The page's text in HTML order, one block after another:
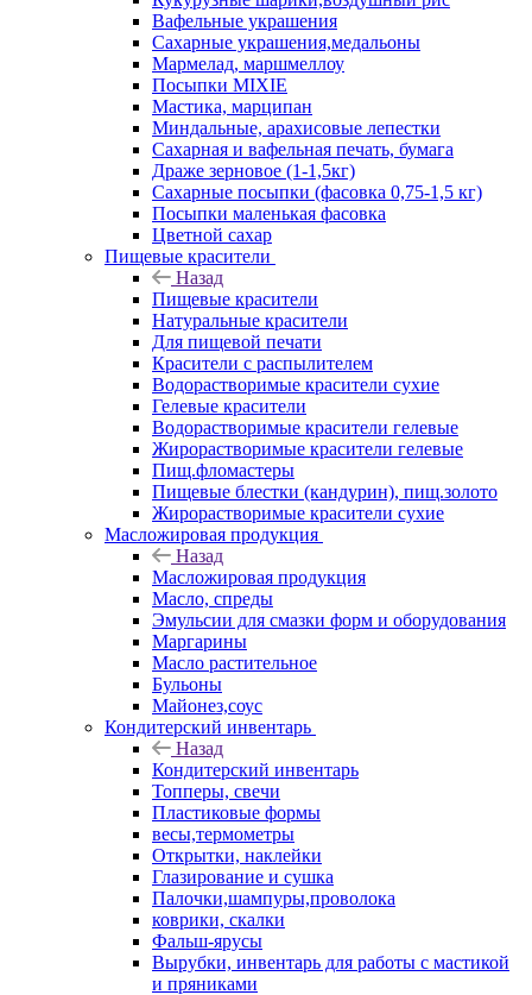
Вафельные украшения
Сахарные украшения,медальоны
Мармелад, маршмеллоу
Посыпки MIXIE
Мастика, марципан
Миндальные, арахисовые лепестки
Сахарная и вафельная печать, бумага
Драже зерновое (1-1,5кг)
Сахарные посыпки (фасовка 0,75-1,5 кг)
Посыпки маленькая фасовка
Цветной сахар
Пищевые красители
Назад
Пищевые красители
Натуральные красители
Для пищевой печати
Красители с распылителем
Водорастворимые красители сухие
Гелевые красители
Водорастворимые красители гелевые
Жирорастворимые красители гелевые
Пищ.фломастеры
Пищевые блестки (кандурин), пищ.золото
Жирорастворимые красители сухие
Масложировая продукция
Назад
Масложировая продукция
Масло, спреды
Эмульсии для смазки форм и оборудования
Маргарины
Масло растительное
Бульоны
Майонез,соус
Кондитерский инвентарь
Назад
Кондитерский инвентарь
Топперы, свечи
Пластиковые формы
весы,термометры
Открытки, наклейки
Глазирование и сушка
Палочки,шампуры,проволока
коврики, скалки
Фальш-ярусы
Вырубки, инвентарь для работы с мастикой
и пряниками